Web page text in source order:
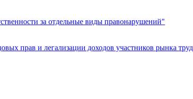
за отдельные виды правонарушений"
прав и легализации доходов участников рынка